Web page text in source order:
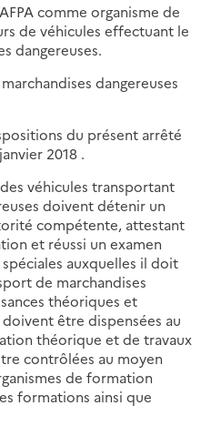
comme organisme de
de véhicules effectuant le
dangereuses.
dangereuses
du présent arrêté
2018 .
véhicules transportant
doivent détenir un
compétente, attestant
et réussi un examen
auxquelles il doit
de marchandises
théoriques et
être dispensées au
théorique et de travaux
contrôlées au moyen
de formation
formations ainsi que